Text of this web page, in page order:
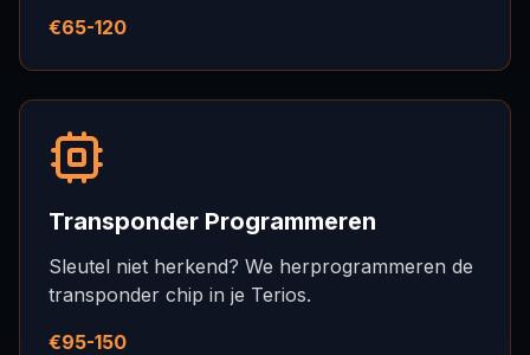
€65-120
Transponder Programmeren
Sleutel niet herkend? We herprogrammeren de
transponder chip in je Terios.
€95-150